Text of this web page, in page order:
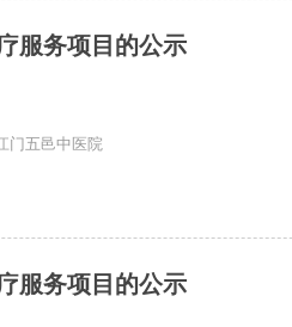
服务项目的公示
门五邑中医院
服务项目的公示